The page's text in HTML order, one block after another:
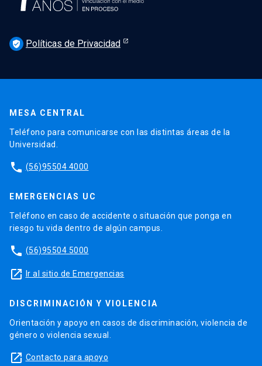
verified_user Políticas de Privacidad
MESA CENTRAL
Teléfono para comunicarse con las distintas áreas de la
Universidad.
phone (56)95504 4000
EMERGENCIAS UC
Teléfono en caso de accidente o situación que ponga en
riesgo tu vida dentro de algún campus.
phone (56)95504 5000
launch Ir al sitio de Emergencias
DISCRIMINACIÓN Y VIOLENCIA
Orientación y apoyo en casos de discriminación, violencia de
género o violencia sexual.
launch Contacto para apoyo